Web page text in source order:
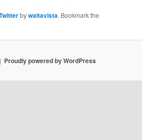
bywaltavista. Bookmark the
Proudly powered by WordPress